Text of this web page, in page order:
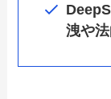
洩や